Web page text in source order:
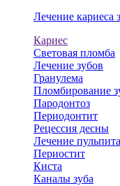
Лечение кариеса
Кариес
Световая пломба
Лечение зубов
Гранулема
Пломбирование
Пародонтоз
Периодонтит
Рецессия десны
Лечение пульпита
Периостит
Киста
Каналы зуба